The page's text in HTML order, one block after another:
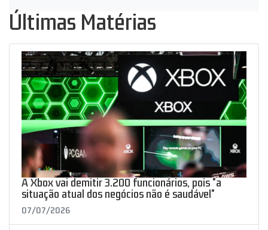
Últimas Matérias
A Xbox vai demitir 3.200 funcionários, pois "a
situação atual dos negócios não é saudável"
07/07/2026